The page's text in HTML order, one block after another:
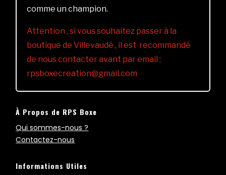
comme un champion.
Attention , si vous souhaitez passer à la
boutique de Villevaudé , il est recommandé
de nous contacter avant par email :
rpsboxecreation@gmail.com
À Propos de RPS Boxe
Qui sommes-nous ?
Contactez-nous
Informations Utiles